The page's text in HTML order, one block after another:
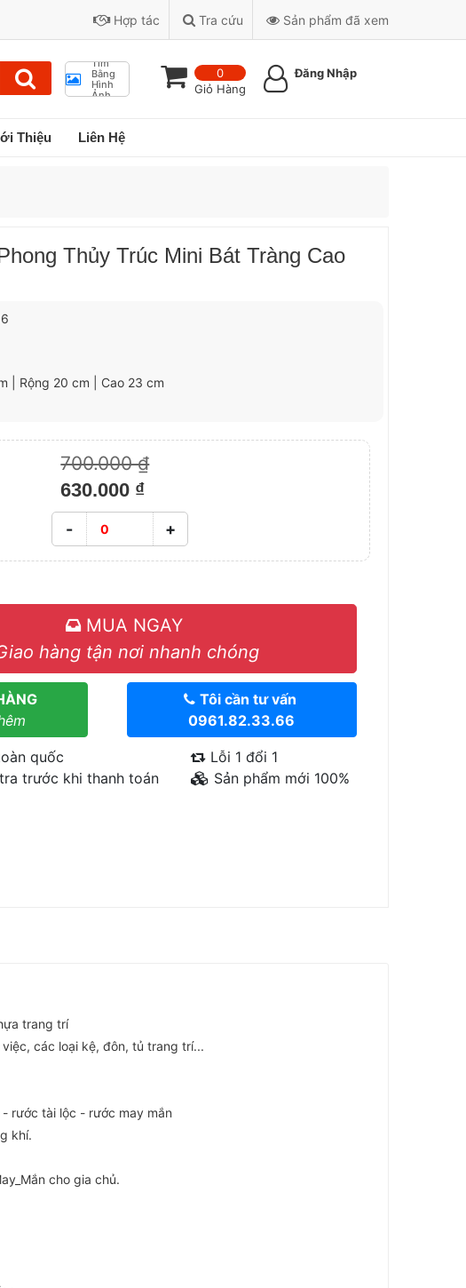
Hợp tác Tra cứu Sản phẩm đã xem
Tìm
Bằng
Hình
Ảnh
0
Giỏ Hàng
Đăng Nhập
Thiệu Liên Hệ
Thủy Trúc Mini Bát Tràng Cao
| Rộng 20 cm | Cao 23 cm
700.000 ₫
630.000 ₫
- +
MUA NGAY
hàng tận nơi nhanh chóng
Tôi cần tư vấn
0961.82.33.66
quốc
trước khi thanh toán
Lỗi 1 đổi 1
Sản phẩm mới 100%
trang trí
các loại kệ, đôn, tủ trang trí...
rước tài lộc - rước may mắn
khí.
cho gia chủ.